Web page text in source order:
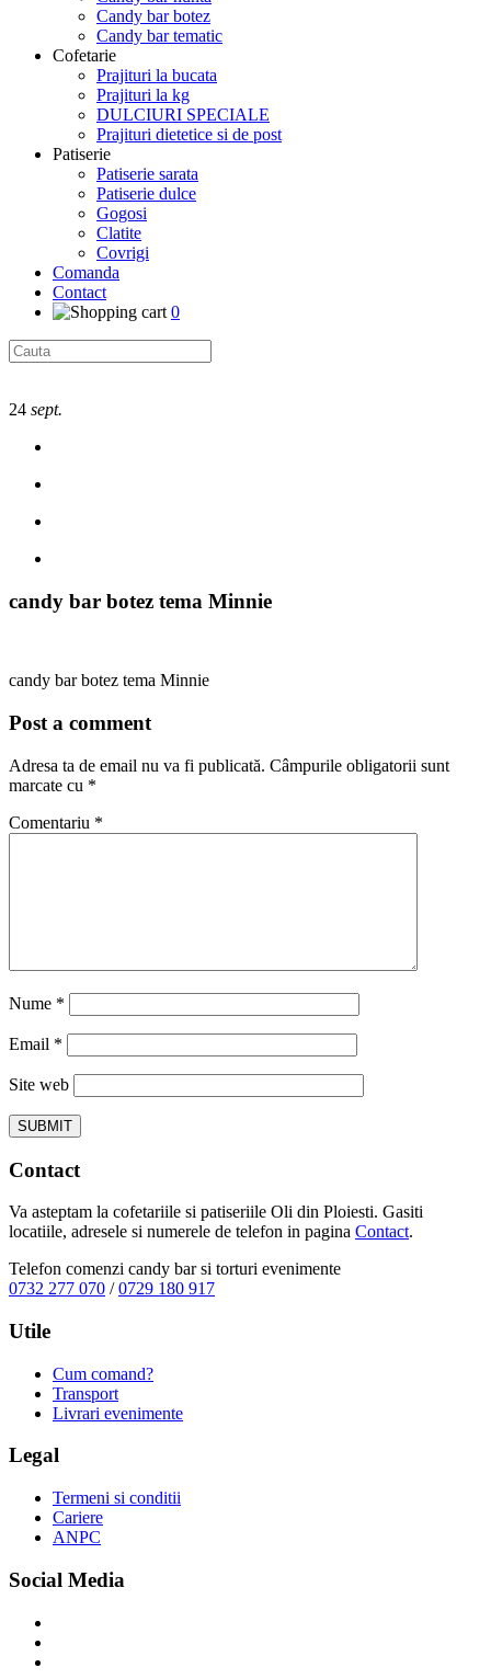
Candy bar botez
Candy bar tematic
Cofetarie
Prajituri la bucata
Prajituri la kg
DULCIURI SPECIALE
Prajituri dietetice si de post
Patiserie
Patiserie sarata
Patiserie dulce
Gogosi
Clatite
Covrigi
Comanda
Contact
0
24 sept.
candy bar botez tema Minnie
candy bar botez tema Minnie
Post a comment
Adresa ta de email nu va fi publicată. Câmpurile obligatorii sunt
marcate cu *
Comentariu *
Nume *
Email *
Site web
Contact
Va asteptam la cofetariile si patiseriile Oli din Ploiesti. Gasiti
locatiile, adresele si numerele de telefon in pagina Contact.
Telefon comenzi candy bar si torturi evenimente
0732 277 070 /0729 180 917
Utile
Cum comand?
Transport
Livrari evenimente
Legal
Termeni si conditii
Cariere
ANPC
Social Media